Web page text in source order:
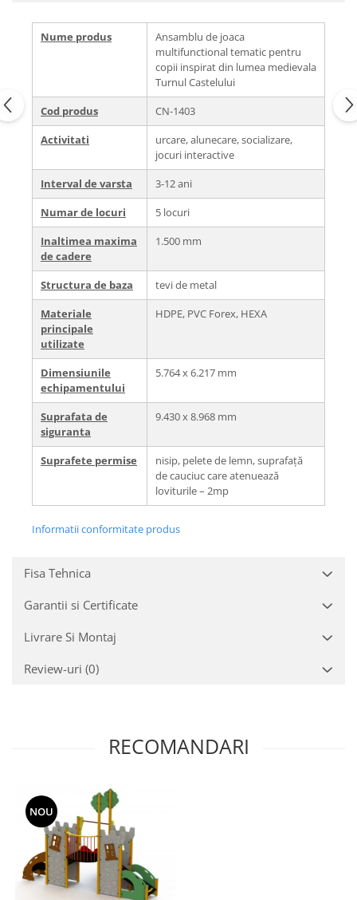
Nume produs
Ansamblu de joaca
multifunctional tematic pentru
copii inspirat din lumea medievala
Turnul Castelului
Cod produs
CN-1403
Activitati
urcare, alunecare, socializare,
jocuri interactive
Interval de varsta
3-12 ani
Numar de locuri
5 locuri
Inaltimea maxima
de cadere
1.500 mm
Structura de baza
tevi de metal
Materiale
principale
utilizate
HDPE, PVC Forex, HEXA
Dimensiunile
echipamentului
5.764 x 6.217 mm
Suprafata de
siguranta
9.430 x 8.968 mm
Suprafete permise
nisip, pelete de lemn, suprafață
de cauciuc care atenuează
loviturile – 2mp
Informatii conformitate produs
Fisa Tehnica
Garantii si Certificate
Livrare Si Montaj
Review-uri (0)
RECOMANDARI
NOU